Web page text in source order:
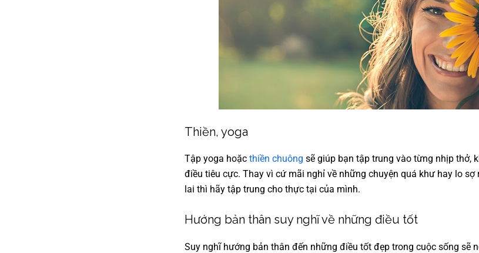
Thiền, yoga
Tập yoga hoặc thiền chuông sẽ giúp bạn tập trung vào từng nhịp thở,
điều tiêu cực. Thay vì cứ mãi nghỉ về những chuyện quá khư hay lo
lai thì hãy tập trung cho thực tại của mình.
Hướng bản thân suy nghĩ về những điều tốt
Suy nghĩ hướng bản thân đến những điều tốt đẹp trong cuộc sống sẽ